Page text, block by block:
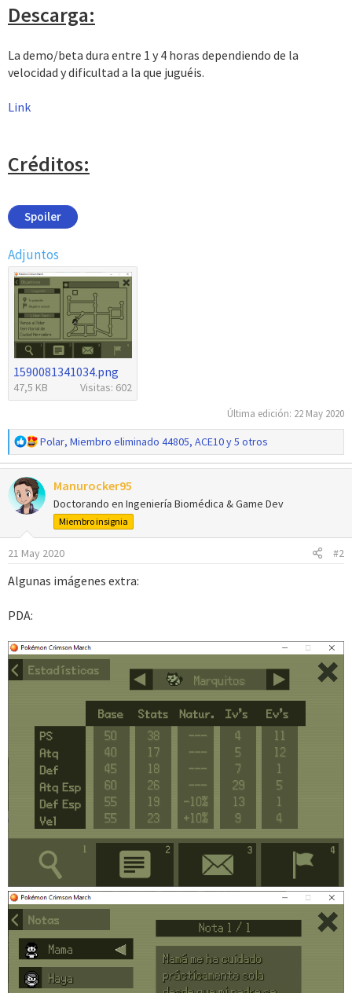
Descarga:
La demo/beta dura entre 1 y 4 horas dependiendo de la
velocidad y dificultad a la que juguéis.
Link
Créditos:
Spoiler
Adjuntos
1590081341034.png
47,5 KB Visitas: 602
Última edición: 22 May 2020
R
e
a
c
c
e
:
Polar, Miembro eliminado 44805, ACE10y 5 otros
Manurocker95
Doctorando en Ingeniería Biomédica & Game Dev
Miembro insignia
21 May 2020 #2
Algunas imágenes extra:
PDA: